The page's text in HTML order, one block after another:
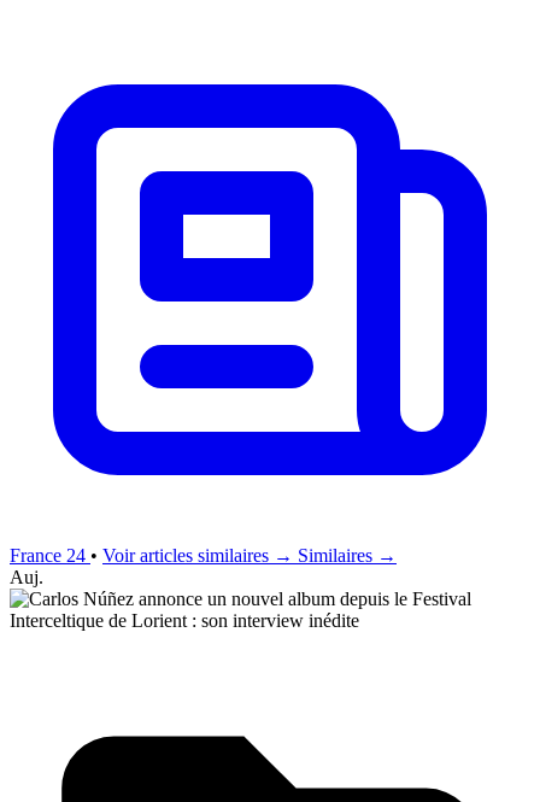
France 24 • Voir articles similaires → Similaires →
Auj.